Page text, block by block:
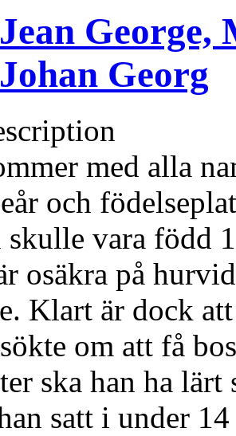
George,
Georg
med alla
och
skulle vara född
osäkra på
Klart är dock
om att få
ska han ha
satt i under 14